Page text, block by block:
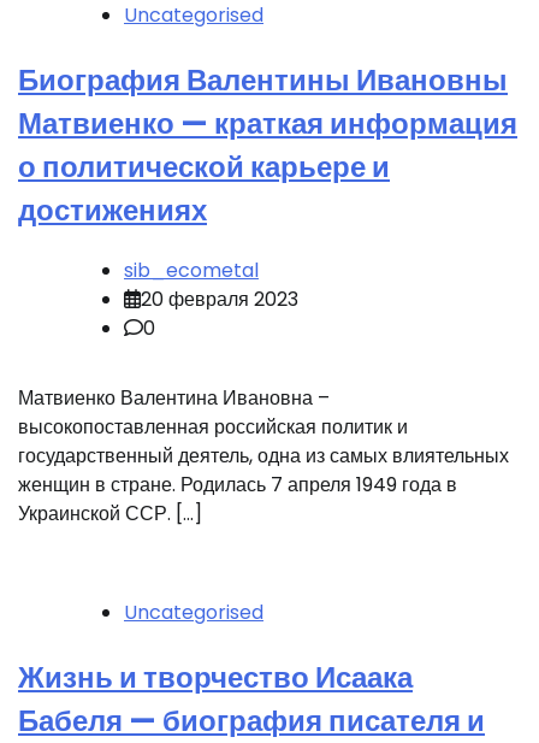
Uncategorised
Биография Валентины Ивановны
Матвиенко — краткая информация
о политической карьере и
достижениях
sib_ecometal
20 февраля 2023
0
Матвиенко Валентина Ивановна –
высокопоставленная российская политик и
государственный деятель, одна из самых влиятельных
женщин в стране. Родилась 7 апреля 1949 года в
Украинской ССР. […]
Uncategorised
Жизнь и творчество Исаака
Бабеля — биография писателя и